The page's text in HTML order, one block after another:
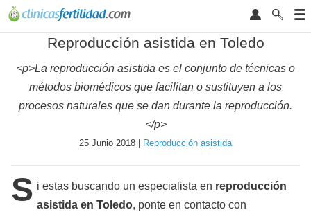
Reproducción asistida en Toledo
<p>La reproducción asistida es el conjunto de técnicas o
métodos biomédicos que facilitan o sustituyen a los
procesos naturales que se dan durante la reproducción.
</p>
25 Junio 2018 | Reproducción asistida
S i estas buscando un especialista en reproducción
asistida en Toledo, ponte en contacto con